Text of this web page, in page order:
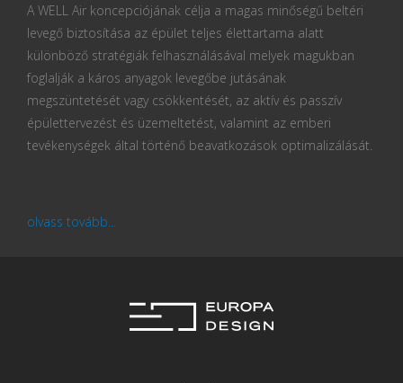
A WELL Air koncepciójának célja a magas minőségű beltéri
levegő biztosítása az épület teljes élettartama alatt
különböző stratégiák felhasználásával melyek magukban
foglalják a káros anyagok levegőbe jutásának
megszüntetését vagy csökkentését, az aktív és passzív
épülettervezést és üzemeltetést, valamint az emberi
tevékenységek által történő beavatkozások optimalizálását.
olvass tovább...